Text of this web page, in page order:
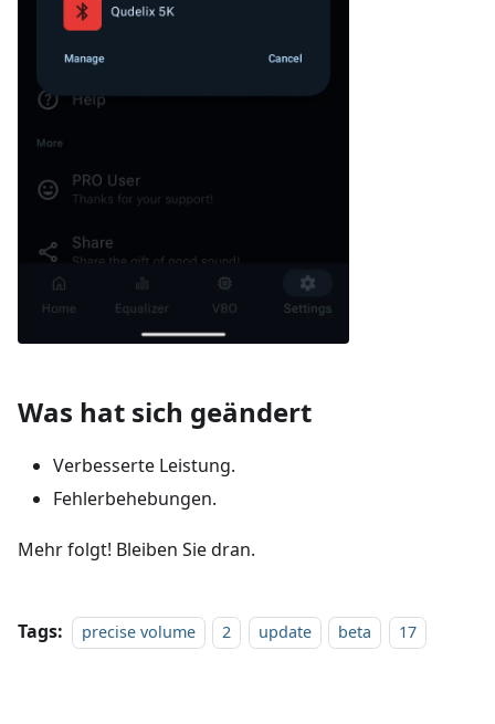
Was hat sich geändert
Verbesserte Leistung.
Fehlerbehebungen.
Mehr folgt! Bleiben Sie dran.
Tags: precise volume 2 update beta 17